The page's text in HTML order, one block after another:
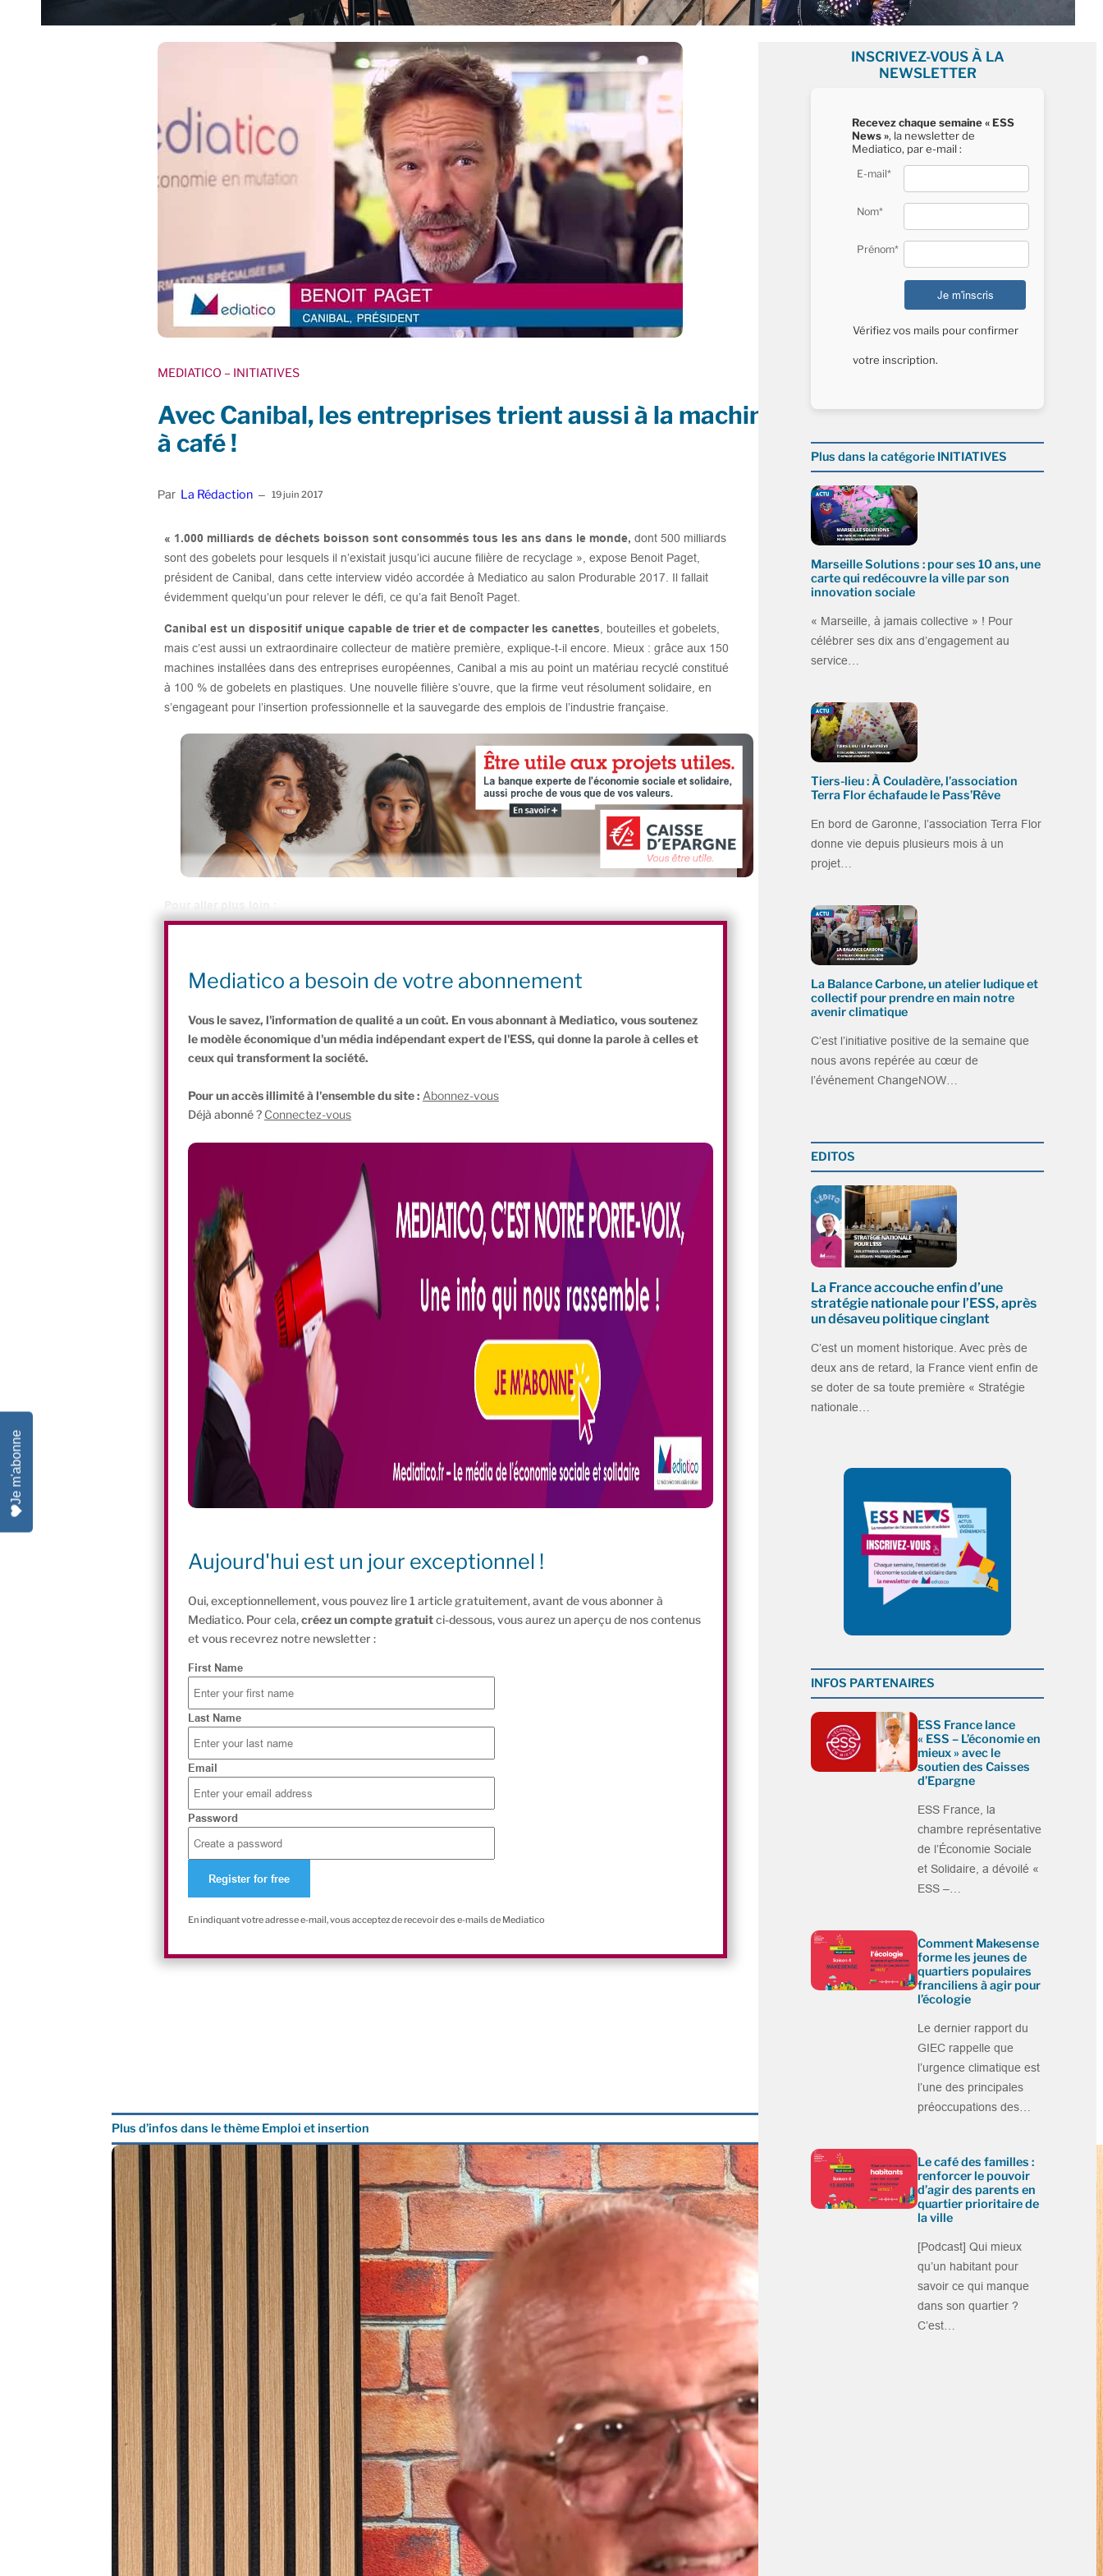
MEDIATICO – INITIATIVES
Avec Canibal, les entreprises trient aussi à la machine
à café !
Par La Rédaction – 19 juin 2017
« 1.000 milliards de déchets boisson sont consommés tous les ans dans le monde, dont 500 milliards
sont des gobelets pour lesquels il n’existait jusqu’ici aucune filière de recyclage », expose Benoit Paget,
président de Canibal, dans cette interview vidéo accordée à Mediatico au salon Produrable 2017. Il fallait
évidemment quelqu’un pour relever le défi, ce qu’a fait Benoît Paget.
Canibal est un dispositif unique capable de trier et de compacter les canettes, bouteilles et gobelets,
mais c’est aussi un extraordinaire collecteur de matière première, explique-t-il encore. Mieux : grâce aux 150
machines installées dans des entreprises européennes, Canibal a mis au point un matériau recyclé constitué
à 100 % de gobelets en plastiques. Une nouvelle filière s’ouvre, que la firme veut résolument solidaire, en
s’engageant pour l’insertion professionnelle et la sauvegarde des emplois de l’industrie française.
Plus de vidéos Mediatico sur l’entrepreneuriat social
Mediatico a besoin de votre abonnement
Vous le savez, l'information de qualité a un coût. En vous abonnant à Mediatico, vous soutenez
le modèle économique d'un média indépendant expert de l'ESS, qui donne la parole à celles et
ceux qui transforment la société.
Pour un accès illimité à l'ensemble du site : Abonnez-vous
Déjà abonné ? Connectez-vous
Aujourd'hui est un jour exceptionnel !
Oui, exceptionnellement, vous pouvez lire 1 article gratuitement, avant de vous abonner à
Mediatico. Pour cela,créez un compte gratuitci-dessous, vous aurez un aperçu de nos contenus
et vous recevrez notre newsletter :
First Name
Last Name
Email
Password
En indiquant votre adresse e-mail, vous acceptez de recevoir des e-mails de Mediatico
Plus d’infos dans le thème Emploi et insertion
INSCRIVEZ-VOUS À LA
NEWSLETTER
Recevez chaque semaine « ESS
News », la newsletter de
Mediatico, par e-mail :
E-mail*
Nom*
Prénom*
Vérifiez vos mails pour confirmer
votre inscription.
Plus dans la catégorie INITIATIVES
Marseille Solutions : pour ses 10 ans, une
carte qui redécouvre la ville par son
innovation sociale
« Marseille, à jamais collective » ! Pour
célébrer ses dix ans d’engagement au
service…
Tiers-lieu : À Couladère, l’association
Terra Flor échafaude le Pass’Rêve
En bord de Garonne, l’association Terra Flor
donne vie depuis plusieurs mois à un
projet…
La Balance Carbone, un atelier ludique et
collectif pour prendre en main notre
avenir climatique
C’est l’initiative positive de la semaine que
nous avons repérée au cœur de
l’événement ChangeNOW…
EDITOS
La France accouche enfin d’une
stratégie nationale pour l’ESS, après
un désaveu politique cinglant
C’est un moment historique. Avec près de
deux ans de retard, la France vient enfin de
se doter de sa toute première « Stratégie
nationale…
INFOS PARTENAIRES
ESS France lance
« ESS – L’économie en
mieux » avec le
soutien des Caisses
d’Epargne
ESS France, la
chambre représentative
de l’Économie Sociale
et Solidaire, a dévoilé «
ESS –…
Comment Makesense
forme les jeunes de
quartiers populaires
franciliens à agir pour
l’écologie
Le dernier rapport du
GIEC rappelle que
l’urgence climatique est
l’une des principales
préoccupations des…
Le café des familles :
renforcer le pouvoir
d’agir des parents en
quartier prioritaire de
la ville
[Podcast] Qui mieux
qu’un habitant pour
savoir ce qui manque
dans son quartier ?
C’est…
Je m'abonne